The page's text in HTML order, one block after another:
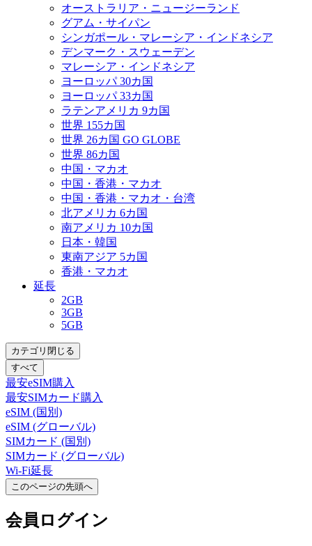
オーストラリア・ニュージーランド
グアム・サイパン
シンガポール・マレーシア・インドネシア
デンマーク・スウェーデン
マレーシア・インドネシア
ヨーロッパ 30カ国
ヨーロッパ 33カ国
ラテンアメリカ 9カ国
世界 155カ国
世界 26カ国 GO GLOBE
世界 86カ国
中国・マカオ
中国・香港・マカオ
中国・香港・マカオ・台湾
北アメリカ 6カ国
南アメリカ 10カ国
日本・韓国
東南アジア 5カ国
香港・マカオ
延長
2GB
3GB
5GB
カテゴリ閉じる
すべて
最安eSIM購入
最安SIMカード購入
eSIM (国別)
eSIM (グローバル)
SIMカード (国別)
SIMカード (グローバル)
Wi-Fi延長
このページの先頭へ
会員 ログイン